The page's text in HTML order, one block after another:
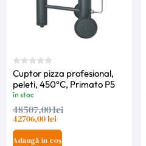
Cuptor pizza profesional,
peleti, 450°C, Primato P5
în stoc
48507,00 lei
42706,00 lei
Adaugă în coș